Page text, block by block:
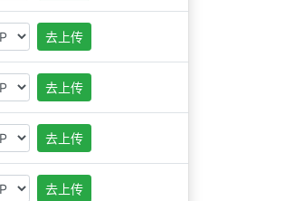
去上传
去上传
去上传
去上传